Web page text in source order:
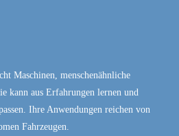
Maschinen, menschenähnliche
kann aus Erfahrungen lernen und
Ihre Anwendungen reichen von
Fahrzeugen.